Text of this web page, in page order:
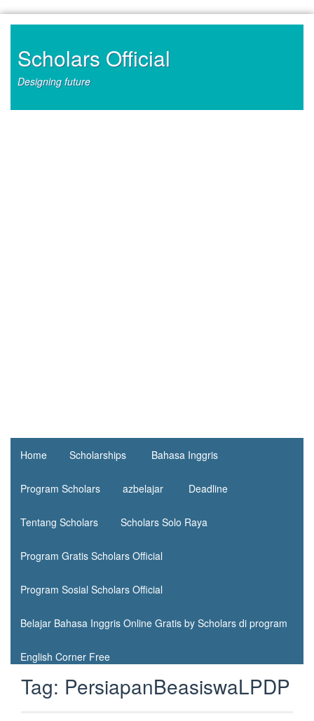
contentScholars Official
Designing future
Home Scholarships Bahasa Inggris
Program Scholars azbelajar Deadline
Tentang Scholars Scholars Solo Raya
Program Gratis Scholars Official
Program Sosial Scholars Official
Belajar Bahasa Inggris Online Gratis by Scholars di program
English Corner Free
Tag: PersiapanBeasiswaLPDP